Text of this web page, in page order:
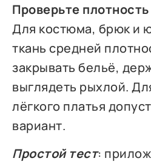
Проверьте плотность
Для костюма, брюк и
ткань средней
закрывать бельё,
выглядеть рыхлой.
лёгкого платья
вариант.
Простой тест: